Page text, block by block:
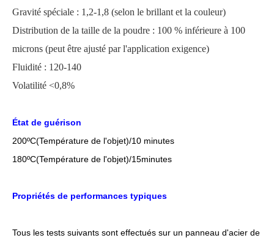
Gravité spéciale : 1,2-1,8 (selon le brillant et la couleur)
Distribution de la taille de la poudre : 100 % inférieure à 100
microns (peut être ajusté par l'application exigence)
Fluidité : 120-140
Volatilité <0,8%
État de guérison
200ºC(Température de l'objet)/10 minutes
180ºC(Température de l'objet)/15minutes
Propriétés de performances typiques
Tous les tests suivants sont effectués sur un panneau d'acier de